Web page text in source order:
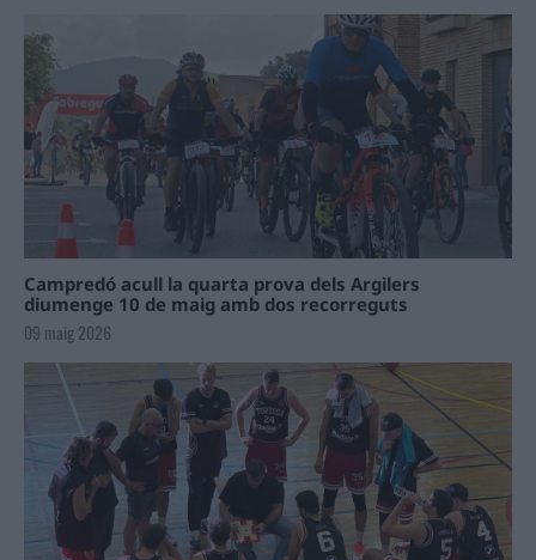
Campredó acull la quarta prova dels Argilers
diumenge 10 de maig amb dos recorreguts
09 maig 2026